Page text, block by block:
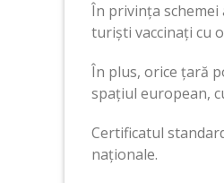
În privința schemei
turiști vaccinați cu
În plus, orice țară
spațiul european,
Certificatul
naționale.